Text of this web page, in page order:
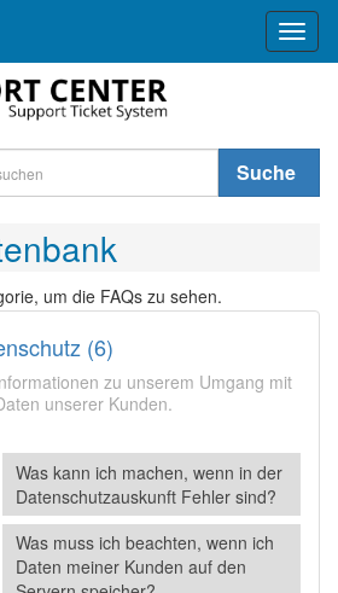
Suche
um die FAQs zu sehen.
(6)
zu unserem Umgang mit
unserer Kunden.
Was kann ich machen, wenn in der
Datenschutzauskunft Fehler sind?
Was muss ich beachten, wenn ich
Daten meiner Kunden auf den